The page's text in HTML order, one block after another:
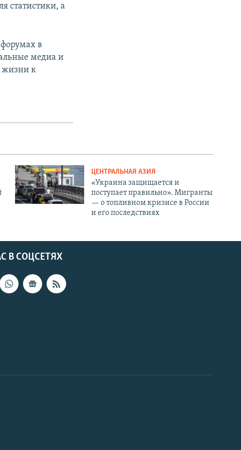
статистики, а
в
медиа и
жизни к
ЦЕНТРАЛЬНАЯ АЗИЯ
«Украина защищается и
поступает правильно». Мигранты
— о топливном кризисе в России
и его последствиях
В СОЦСЕТЯХ